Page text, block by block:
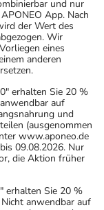
anwenden,
gilt auch für
einige Zeit
soll
nicht mehr nach
bezieht
Monats.
und nur
App. Nach
der Wert des
Wir
eines
anderen
erhalten Sie 20 %
auf
und
(ausgenommen
www.aponeo.de
09.08.2026. Nur
die Aktion früher
erhalten Sie 20 %
anwendbar auf